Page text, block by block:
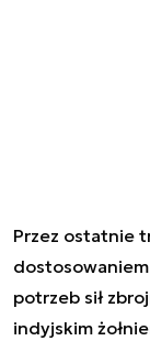
Przez ostatnie
potrzeb sił
indyjskim